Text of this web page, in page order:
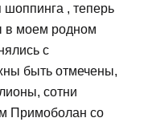
, теперь
в моем родном
с
быть отмечены,
сотни
Примоболан со